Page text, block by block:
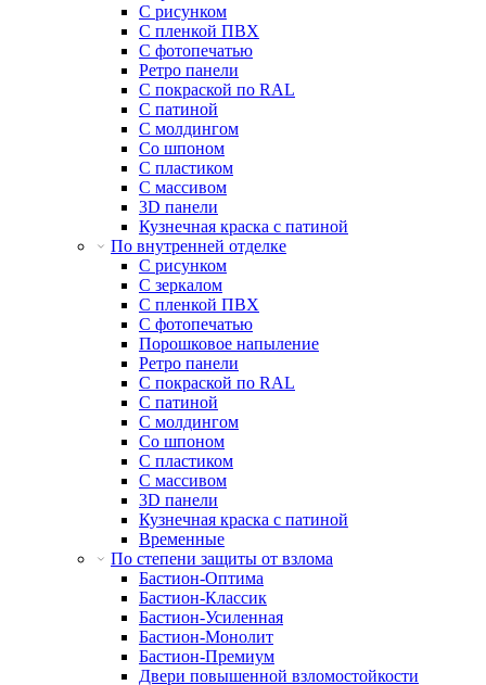
С рисунком
С пленкой ПВХ
С фотопечатью
Ретро панели
С покраской по RAL
С патиной
С молдингом
Со шпоном
С пластиком
С массивом
3D панели
Кузнечная краска с патиной
По внутренней отделке
С рисунком
С зеркалом
С пленкой ПВХ
С фотопечатью
Порошковое напыление
Ретро панели
С покраской по RAL
С патиной
С молдингом
Со шпоном
С пластиком
С массивом
3D панели
Кузнечная краска с патиной
Временные
По степени защиты от взлома
Бастион-Оптима
Бастион-Классик
Бастион-Усиленная
Бастион-Монолит
Бастион-Премиум
Двери повышенной взломостойкости